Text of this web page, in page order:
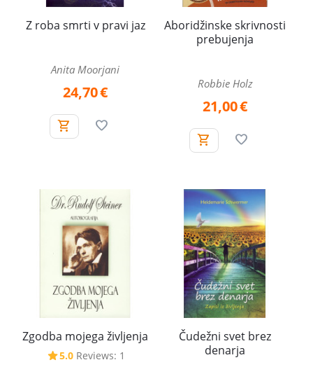
Z roba smrti v pravi jaz
Anita Moorjani
24,70€
Aboridžinske skrivnosti
prebujenja
Robbie Holz
21,00€
Zgodba mojega življenja
5.0 Reviews: 1
Čudežni svet brez
denarja